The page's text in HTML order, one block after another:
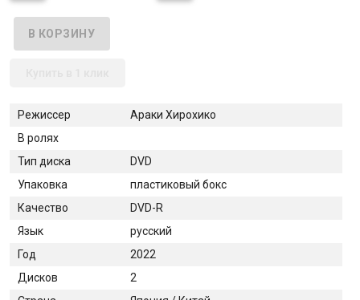
Режиссер
Араки Хирохико
В ролях
Тип диска
DVD
Упаковка
пластиковый бокс
Качество
DVD-R
Язык
русский
Год
2022
Дисков
2